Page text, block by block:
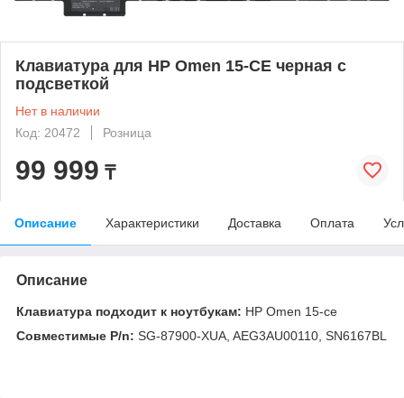
Клавиатура для HP Omen 15-CE черная с
подсветкой
Нет в наличии
Код: 20472
Розница
99 999 ₸
Описание Характеристики Доставка Оплата
Описание
Клавиатура подходит к ноутбукам: HP Omen 15-ce
Совместимые P/n: SG-87900-XUA, AEG3AU00110, SN6167BL